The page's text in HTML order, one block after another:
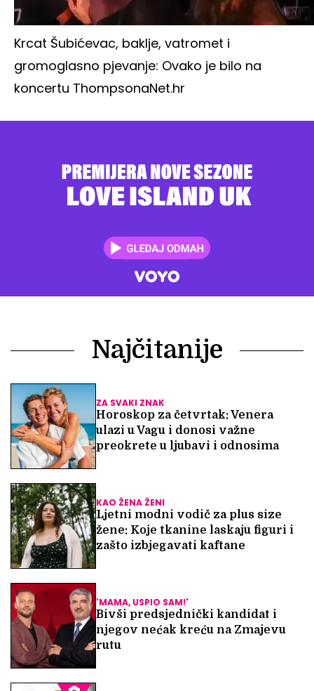
Krcat Šubićevac, baklje, vatromet i
gromoglasno pjevanje: Ovako je bilo na
koncertu ThompsonaNet.hr
Najčitanije
ZA SVAKI ZNAK
Horoskop za četvrtak: Venera
ulazi u Vagu i donosi važne
preokrete u ljubavi i odnosima
KAO ŽENA ŽENI
Ljetni modni vodič za plus size
žene: Koje tkanine laskaju figuri i
zašto izbjegavati kaftane
'MAMA, USPIO SAM!'
Bivši predsjednički kandidat i
njegov nećak kreću na Zmajevu
rutu